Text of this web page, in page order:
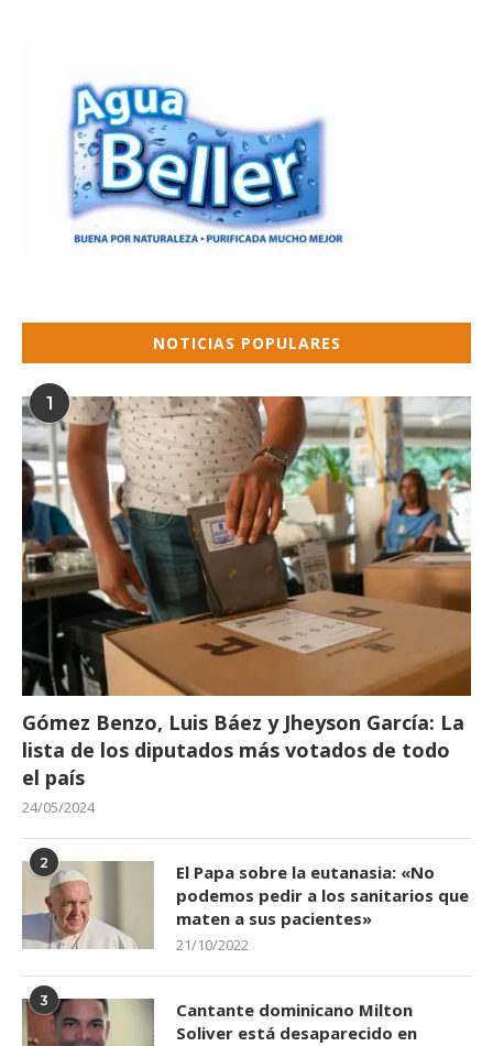
NOTICIAS POPULARES
1
Gómez Benzo, Luis Báez y Jheyson García: La
lista de los diputados más votados de todo
el país
24/05/2024
2
El Papa sobre la eutanasia: «No
podemos pedir a los sanitarios que
maten a sus pacientes»
21/10/2022
3
Cantante dominicano Milton
Soliver está desaparecido en